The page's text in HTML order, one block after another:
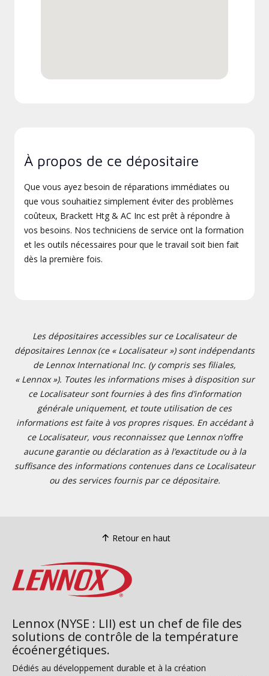
À propos de ce dépositaire
Que vous ayez besoin de réparations immédiates ou
que vous souhaitiez simplement éviter des problèmes
coûteux, Brackett Htg & AC Inc est prêt à répondre à
vos besoins. Nos techniciens de service ont la formation
et les outils nécessaires pour que le travail soit bien fait
dès la première fois.
Les dépositaires accessibles sur ce Localisateur de
dépositaires Lennox (ce « Localisateur ») sont indépendants
de Lennox International Inc. (y compris ses filiales,
« Lennox »). Toutes les informations mises à disposition sur
ce Localisateur sont fournies à des fins d’information
générale uniquement, et toute utilisation de ces
informations est faite à vos propres risques. En accédant à
ce Localisateur, vous reconnaissez que Lennox n’offre
aucune garantie ou déclaration as à l’exactitude ou à la
suffisance des informations contenues dans ce Localisateur
ou des services fournis par ce dépositaire.
Retour en haut
Lennox (NYSE : LII) est un chef de file des
solutions de contrôle de la température
écoénergétiques.
Dédiés au développement durable et à la création